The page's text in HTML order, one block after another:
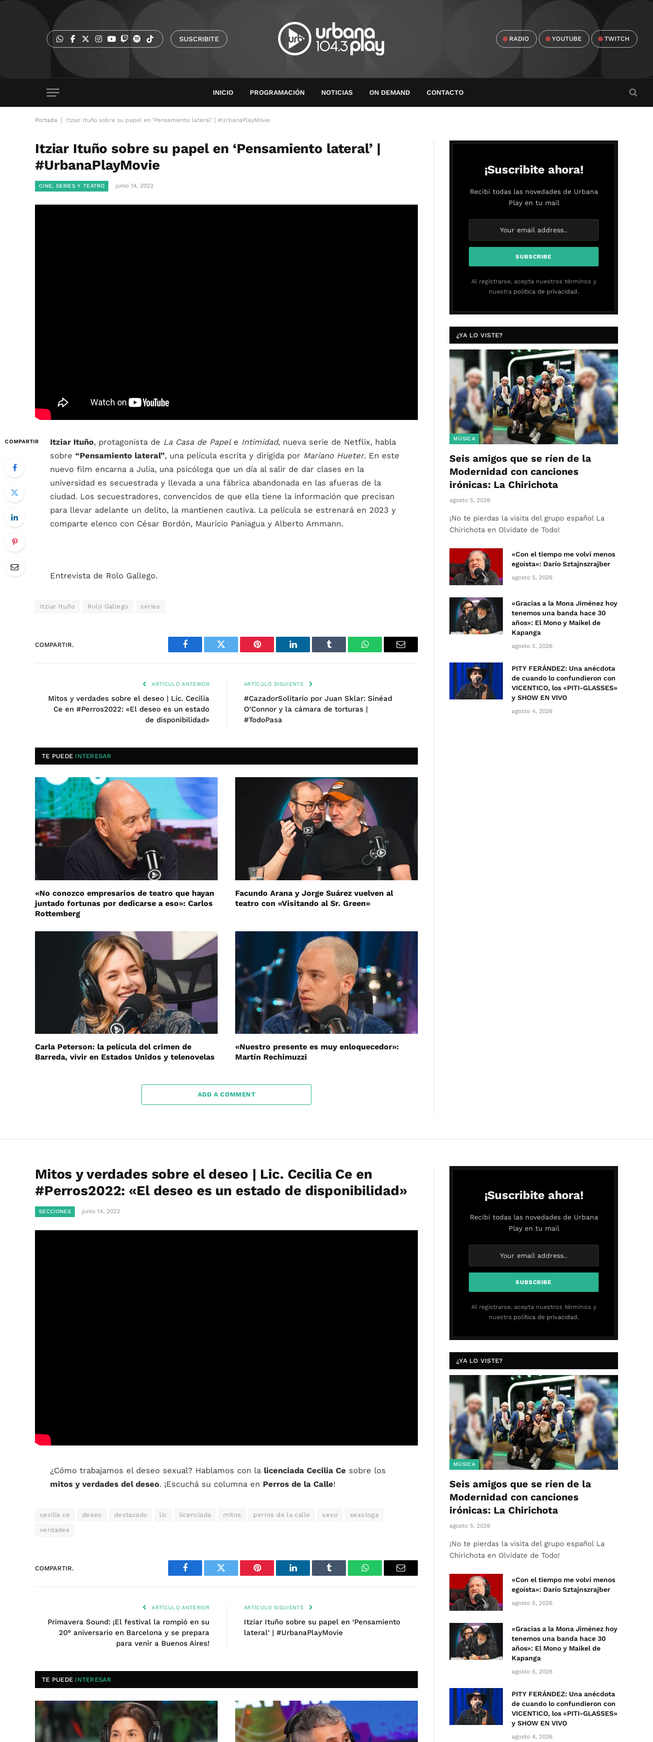
SUSCRIBITE RADIO YOUTUBE TWITCH
INICIO PROGRAMACIÓN NOTICIAS ON DEMAND CONTACTO
Portada Itziar Ituño sobre su papel en ‘Pensamiento lateral’ | #UrbanaPlayMovie
Itziar Ituño sobre su papel en ‘Pensamiento lateral’ |
#UrbanaPlayMovie
CINE, SERIES Y TEATRO junio 14, 2022
COMPARTIR Itziar Ituño, protagonista de La Casa de Papele Intimidad, nueva serie de Netflix, habla
sobre “Pensamiento lateral”, una película escrita y dirigida por Mariano Hueter. En este
nuevo film encarna a Julia, una psicóloga que un día al salir de dar clases en la
universidad es secuestrada y llevada a una fábrica abandonada en las afueras de la
ciudad. Los secuestradores, convencidos de que ella tiene la información que precisan
para llevar adelante un delito, la mantienen cautiva. La película se estrenará en 2023 y
comparte elenco con César Bordón, Mauricio Paniagua y Alberto Ammann.
Entrevista de Rolo Gallego.
Itziar Ituño Rolo Gallego series
COMPARTIR.
Facebook Twitter Pinterest LinkedIn Tumblr WhatsAppEmail
ARTÍCULO ANTERIOR
Mitos y verdades sobre el deseo | Lic. Cecilia
Ce en #Perros2022: «El deseo es un estado
de disponibilidad»
ARTÍCULO SIGUIENTE
#CazadorSolitario por Juan Sklar: Sinéad
O’Connor y la cámara de torturas |
#TodoPasa
TE PUEDE INTERESAR
«No conozco empresarios de teatro que hayan
juntado fortunas por dedicarse a eso»: Carlos
Rottemberg
Facundo Arana y Jorge Suárez vuelven al
teatro con «Visitando al Sr. Green»
Carla Peterson: la película del crimen de
Barreda, vivir en Estados Unidos y telenovelas
«Nuestro presente es muy enloquecedor»:
Martín Rechimuzzi
ADD A COMMENT
¡Suscribite ahora!
Recibí todas las novedades de Urbana
Play en tu mail
Al registrarse, acepta nuestros términos y
nuestra política de privacidad.
¿YA LO VISTE?
MÚSICA
Seis amigos que se ríen de la
Modernidad con canciones
irónicas: La Chirichota
agosto 5, 2026
¡No te pierdas la visita del grupo español La
Chirichota en Olvidate de Todo!
«Con el tiempo me volví menos
egoísta»: Darío Sztajnszrajber
agosto 5, 2026
«Gracias a la Mona Jiménez hoy
tenemos una banda hace 30
años»: El Mono y Maikel de
Kapanga
agosto 5, 2026
PITY FERÁNDEZ: Una anécdota
de cuando lo confundieron con
VICENTICO, los «PITI-GLASSES»
y SHOW EN VIVO
agosto 4, 2026
Mitos y verdades sobre el deseo | Lic. Cecilia Ce en
#Perros2022: «El deseo es un estado de disponibilidad»
SECCIONES junio 14, 2022
¿Cómo trabajamos el deseo sexual? Hablamos con la licenciada Cecilia Ce sobre los
mitos y verdades del deseo. ¡Escuchá su columna en Perros de la Calle!
cecilia ce deseo destacado lic licenciada mitos perros de la calle sexo sexologa
verdades
COMPARTIR.
Facebook Twitter Pinterest LinkedIn Tumblr WhatsAppEmail
ARTÍCULO ANTERIOR
Primavera Sound: ¡El festival la rompió en su
20° aniversario en Barcelona y se prepara
para venir a Buenos Aires!
ARTÍCULO SIGUIENTE
Itziar Ituño sobre su papel en ‘Pensamiento
lateral’ | #UrbanaPlayMovie
TE PUEDE INTERESAR
¡Suscribite ahora!
Recibí todas las novedades de Urbana
Play en tu mail
Al registrarse, acepta nuestros términos y
nuestra política de privacidad.
¿YA LO VISTE?
MÚSICA
Seis amigos que se ríen de la
Modernidad con canciones
irónicas: La Chirichota
agosto 5, 2026
¡No te pierdas la visita del grupo español La
Chirichota en Olvidate de Todo!
«Con el tiempo me volví menos
egoísta»: Darío Sztajnszrajber
agosto 5, 2026
«Gracias a la Mona Jiménez hoy
tenemos una banda hace 30
años»: El Mono y Maikel de
Kapanga
agosto 5, 2026
PITY FERÁNDEZ: Una anécdota
de cuando lo confundieron con
VICENTICO, los «PITI-GLASSES»
y SHOW EN VIVO
agosto 4, 2026